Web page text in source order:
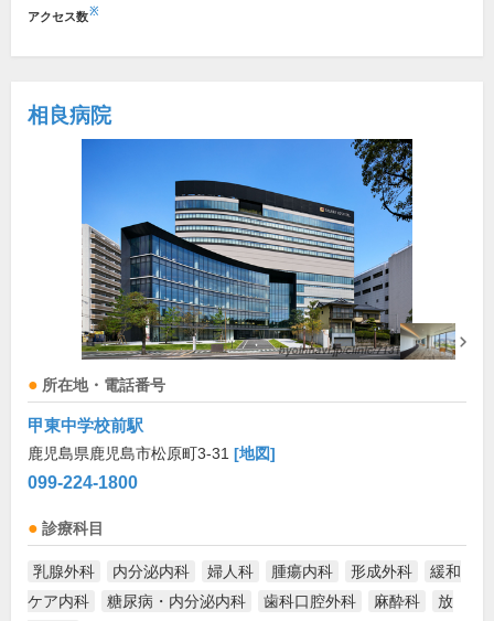
アクセス数※
相良病院
所在地・電話番号
甲東中学校前駅
鹿児島県鹿児島市松原町3-31 [地図]
099-224-1800
診療科目
乳腺外科 内分泌内科 婦人科 腫瘍内科 形成外科
緩和
ケア内科
糖尿病・内分泌内科 歯科口腔外科 麻酔科
放